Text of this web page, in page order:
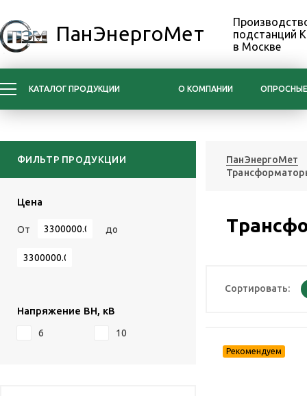
ПанЭнергоМет
подстанций
в Москве
КАТАЛОГ ПРОДУКЦИИ О КОМПАНИИ
ФИЛЬТР ПРОДУКЦИИ
Цена
От до
Напряжение ВН, кВ
6 10
ПанЭнергоМет
Сортировать: